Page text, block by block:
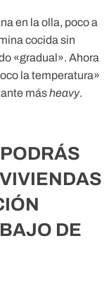
en la olla, poco a
cocida sin
«gradual». Ahora
la temperatura»
másheavy.
DE